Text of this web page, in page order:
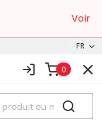
Voir
FR
0